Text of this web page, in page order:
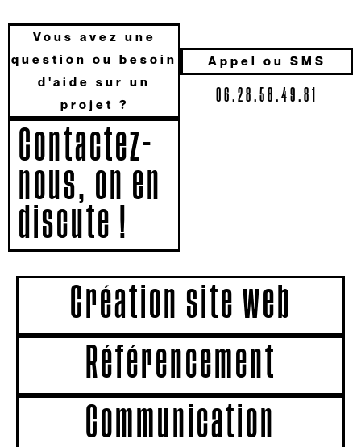
Vous avez une
question ou besoin
d'aide sur un
projet ?
Contactez-
nous, on en
discute !
Appel ou SMS
06.28.58.49.81
Création site web
Référencement
Communication